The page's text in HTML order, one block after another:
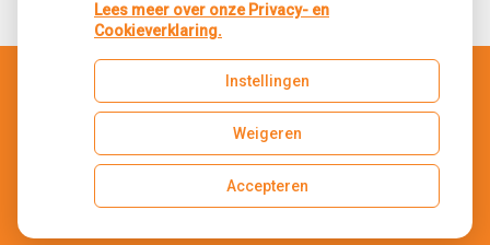
de
Uw Zorg Online|Beheer
Privacy verklaring|Cookie-instellingen|Voorwaarden
Lees meer over onze Privacy- en
Cookieverklaring.
Instellingen
Weigeren
Accepteren